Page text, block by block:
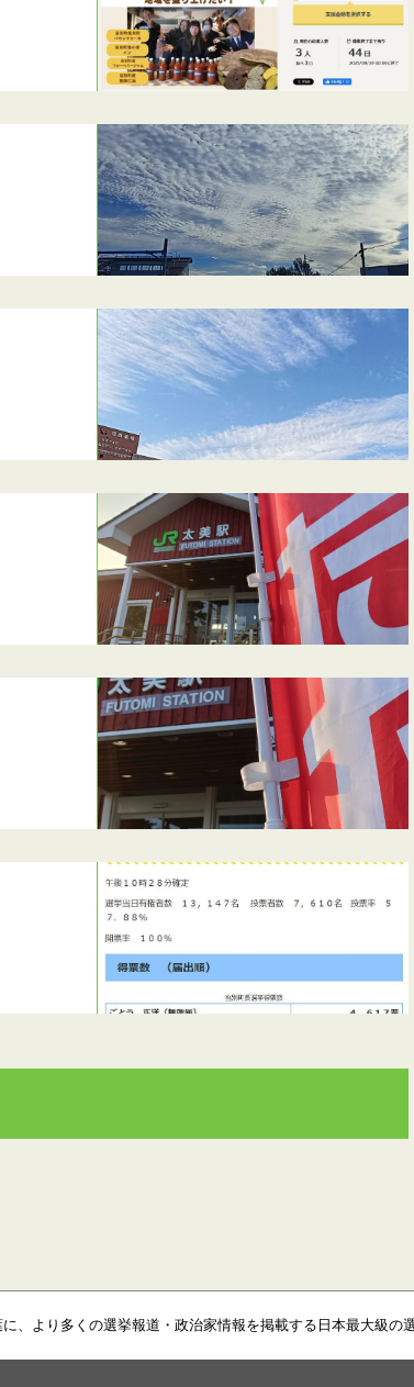
、より多くの選挙報道・政治家情報を掲載する日本最大級の